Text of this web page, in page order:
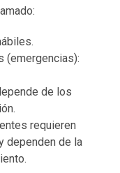
(emergencias):
de los
requieren
dependen de la